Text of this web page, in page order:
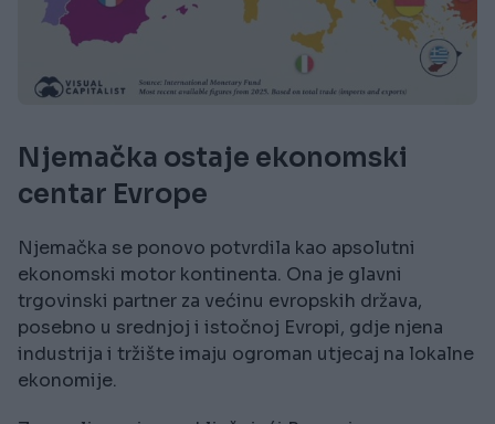
Njemačka ostaje ekonomski
centar Evrope
Njemačka se ponovo potvrdila kao apsolutni
ekonomski motor kontinenta. Ona je glavni
trgovinski partner za većinu evropskih država,
posebno u srednjoj i istočnoj Evropi, gdje njena
industrija i tržište imaju ogroman utjecaj na lokalne
ekonomije.